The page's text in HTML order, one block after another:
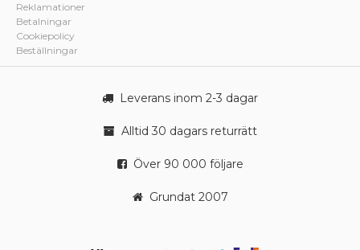
Reklamationer
Betalningar
Cookiepolicy
Beställningar
Leverans inom 2-3 dagar
Alltid 30 dagars returrätt
Över 90 000 följare
Grundat 2007